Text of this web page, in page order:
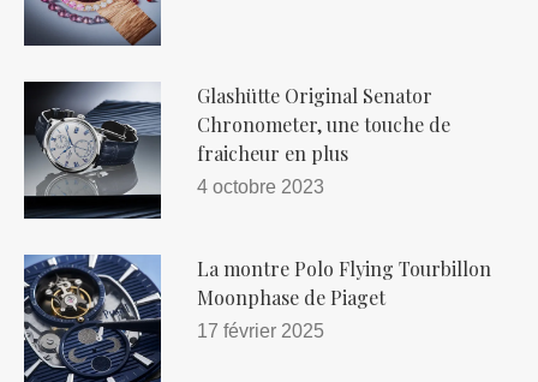
Glashütte Original Senator
Chronometer, une touche de
fraicheur en plus
4 octobre 2023
La montre Polo Flying Tourbillon
Moonphase de Piaget
17 février 2025